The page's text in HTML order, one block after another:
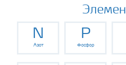
Инструменты и сервисы
Хранение удобрений и их
N
Азот
P
Фосфор